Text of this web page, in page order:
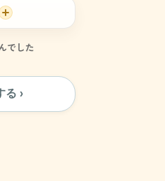
でした
る ›